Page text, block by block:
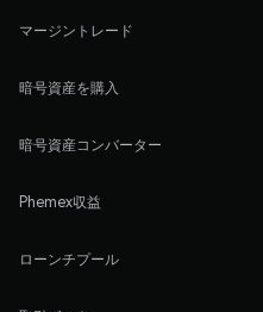
マージントレード
暗号資産を購入
暗号資産コンバーター
Phemex収益
ローンチプール